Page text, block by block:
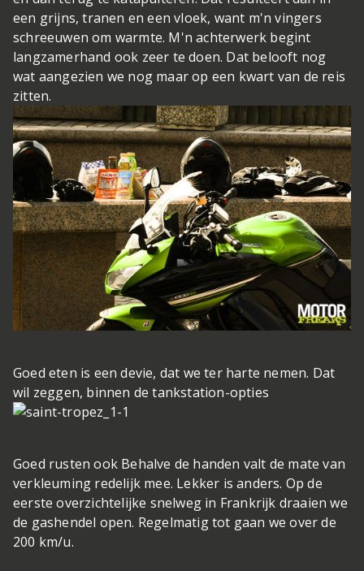
een grijns, tranen en een vloek, want m'n vingers
schreeuwen om warmte. M'n achterwerk begint
langzamerhand ook zeer te doen. Dat belooft nog
wat aangezien we nog maar op een kwart van de reis
zitten.
Goed eten is een devie, dat we ter harte nemen. Dat
wil zeggen, binnen de tankstation-opties
Goed rusten ook Behalve de handen valt de mate van
verkleuming redelijk mee. Lekker is anders. Op de
eerste overzichtelijke snelweg in Frankrijk draaien we
de gashendel open. Regelmatig tot gaan we over de
200 km/u.